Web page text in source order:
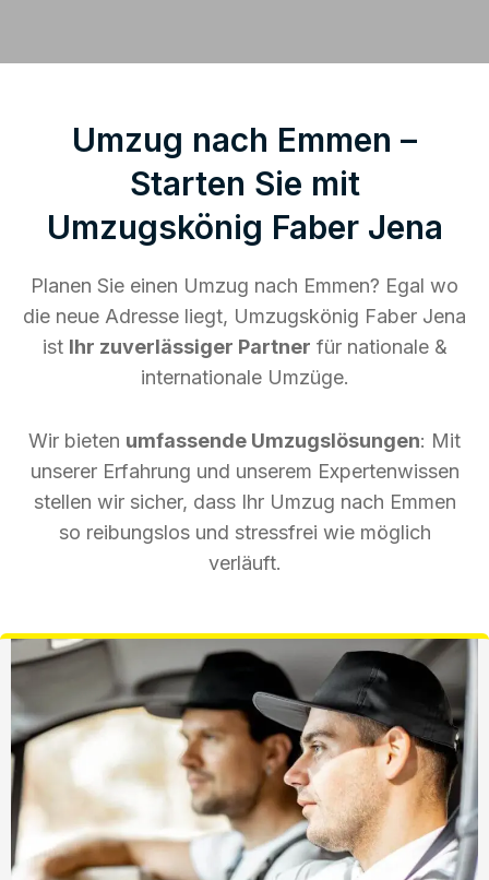
Umzug nach Emmen –
Starten Sie mit
Umzugskönig Faber Jena
Planen Sie einen Umzug nach Emmen? Egal wo
die neue Adresse liegt, Umzugskönig Faber Jena
ist Ihr zuverlässiger Partner für nationale &
internationale Umzüge.
Wir bieten umfassende Umzugslösungen: Mit
unserer Erfahrung und unserem Expertenwissen
stellen wir sicher, dass Ihr Umzug nach Emmen
so reibungslos und stressfrei wie möglich
verläuft.